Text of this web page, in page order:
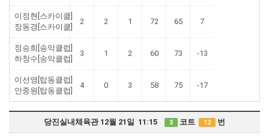
이정현[스카이클]
장동경[스카이클]
2 2 1 72 65 7
정승희[송악클럽]
하창수[송악클럽]
3 1 2 60 73 -13
이선영[탑동클럽]
안중원[탑동클럽]
4 0 3 58 75 -17
당진실내체육관 12월 21일 11:15 3 코트 12 번